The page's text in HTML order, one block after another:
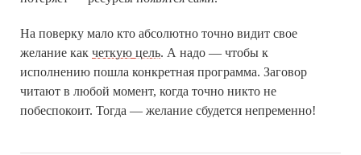
На поверку мало кто абсолютно точно видит свое
желание как четкую цель. А надо — чтобы к
исполнению пошла конкретная программа. Заговор
читают в любой момент, когда точно никто не
побеспокоит. Тогда — желание сбудется непременно!